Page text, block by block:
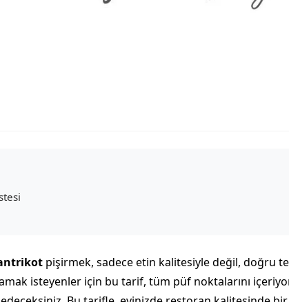
pişirmek, sadece etin kalitesiyle değil, doğru
isteyenler için bu tarif, tüm püf noktalarını